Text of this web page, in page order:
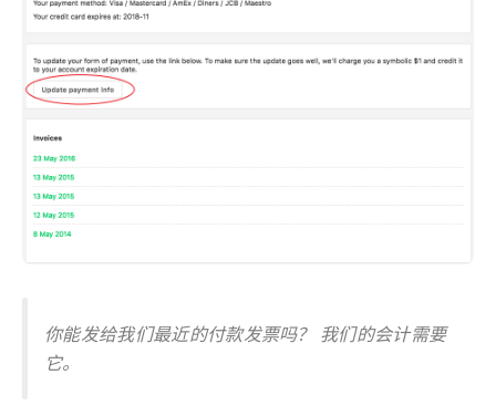
你能发给我们最近的付款发票吗？ 我们的会计需要
它。